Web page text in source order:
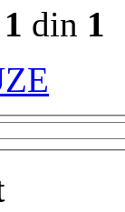
1 din 1